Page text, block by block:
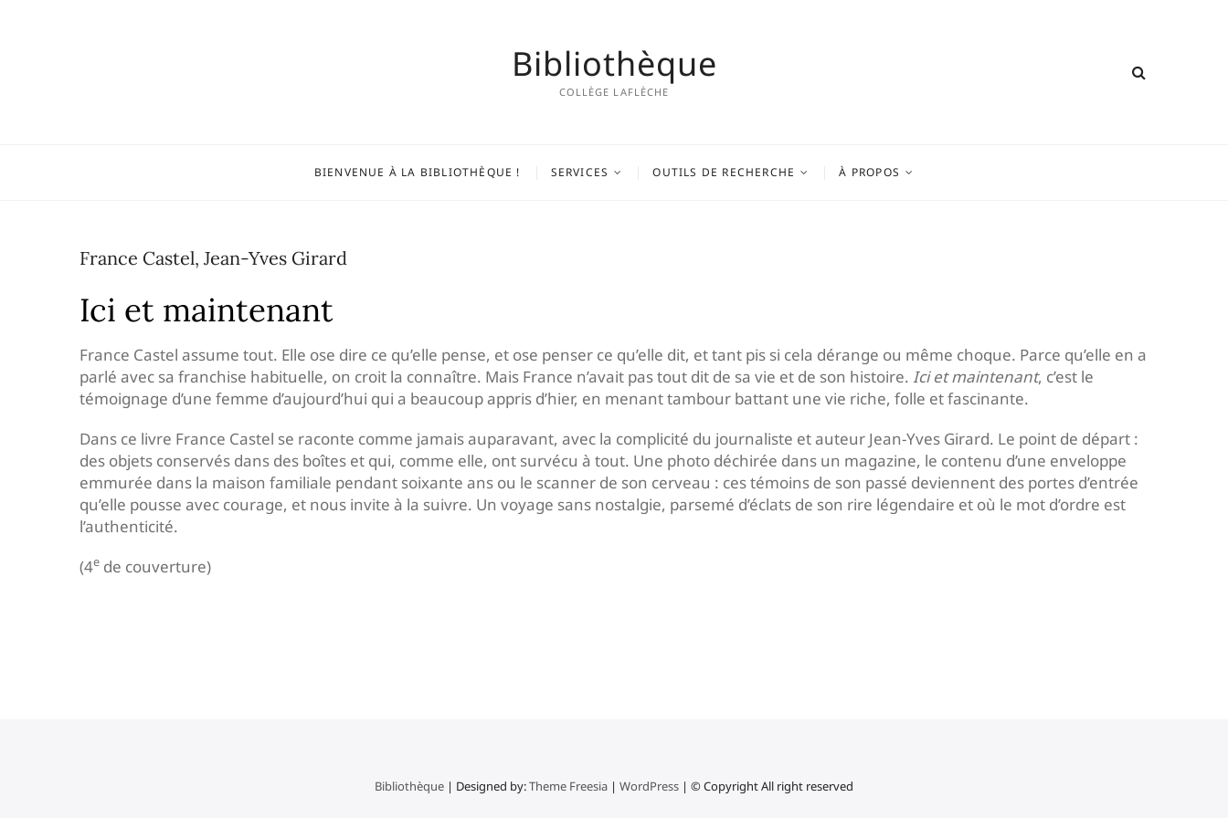
Bibliothèque
COLLÈGE LAFLÈCHE
BIENVENUE À LA BIBLIOTHÈQUE ! SERVICES OUTILS DE RECHERCHE À PROPOS
France Castel, Jean-Yves Girard
Ici et maintenant
France Castel assume tout. Elle ose dire ce qu’elle pense, et ose penser ce qu’elle dit, et tant pis si cela dérange ou même choque. Parce qu’elle en a
parlé avec sa franchise habituelle, on croit la connaître. Mais France n’avait pas tout dit de sa vie et de son histoire. Ici et maintenant, c’est le
témoignage d’une femme d’aujourd’hui qui a beaucoup appris d’hier, en menant tambour battant une vie riche, folle et fascinante.
Dans ce livre France Castel se raconte comme jamais auparavant, avec la complicité du journaliste et auteur Jean-Yves Girard. Le point de départ :
des objets conservés dans des boîtes et qui, comme elle, ont survécu à tout. Une photo déchirée dans un magazine, le contenu d’une enveloppe
emmurée dans la maison familiale pendant soixante ans ou le scanner de son cerveau : ces témoins de son passé deviennent des portes d’entrée
qu’elle pousse avec courage, et nous invite à la suivre. Un voyage sans nostalgie, parsemé d’éclats de son rire légendaire et où le mot d’ordre est
l’authenticité.
(4e de couverture)
Bibliothèque | Designed by:Theme Freesia | WordPress | © Copyright All right reserved